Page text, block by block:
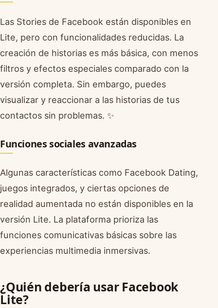
Las Stories de Facebook están disponibles en
Lite, pero con funcionalidades reducidas. La
creación de historias es más básica, con menos
filtros y efectos especiales comparado con la
versión completa. Sin embargo, puedes
visualizar y reaccionar a las historias de tus
contactos sin problemas. ✨
Funciones sociales avanzadas
Algunas características como Facebook Dating,
juegos integrados, y ciertas opciones de
realidad aumentada no están disponibles en la
versión Lite. La plataforma prioriza las
funciones comunicativas básicas sobre las
experiencias multimedia inmersivas.
¿Quién debería usar Facebook
Lite?